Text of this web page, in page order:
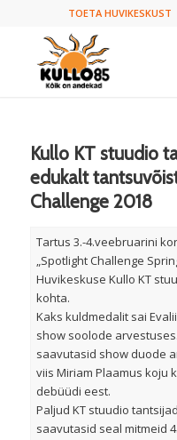
TOETA HUVIKESKUST
Kullo KT stuudio
edukalt
Challenge 2018
Tartus 3.-4.veebruarini
„Spotlight Challenge
Huvikeskuse Kullo KT
kohta.
Kaks kuldmedalit sai
show soolode
saavutasid show duode
viis Miriam Plaamus koju
debüüdi eest.
Paljud KT stuudio
saavutasid seal mitmeid